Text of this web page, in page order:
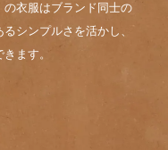
衣服はブランド同士の
シンプルさを活かし、
ます。